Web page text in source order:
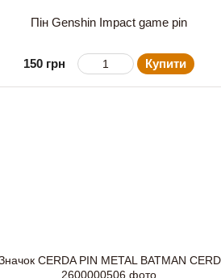
Пін Genshin Impact game pin
150 грн Купити